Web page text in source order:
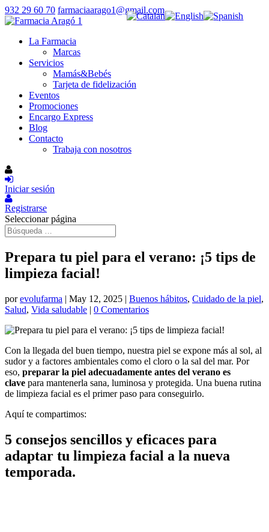
932 29 60 70 farmaciaarago1@gmail.com
La Farmacia
Marcas
Servicios
Mamás&Bebés
Tarjeta de fidelización
Eventos
Promociones
Encargo Express
Blog
Contacto
Trabaja con nosotros
Iniciar sesión
Registrarse
Seleccionar página
Prepara tu piel para el verano: ¡5 tips de
limpieza facial!
porevolufarma | May 12, 2025 | Buenos hábitos, Cuidado de la piel,
Salud, Vida saludable | 0 Comentarios
Con la llegada del buen tiempo, nuestra piel se expone más al sol, al
sudor y a factores ambientales como el cloro o la sal del mar. Por
eso, preparar la piel adecuadamente antes del verano es
clave para mantenerla sana, luminosa y protegida. Una buena rutina
de limpieza facial es el primer paso para conseguirlo.
Aquí te compartimos:
5 consejos sencillos y eficaces para
adaptar tu limpieza facial a la nueva
temporada.